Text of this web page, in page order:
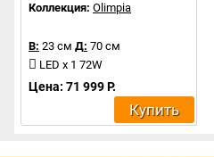
Коллекция: Olimpia
В: 23 см Д: 70 см
LED x 1 72W
Цена: 71 999 Р.
Купить